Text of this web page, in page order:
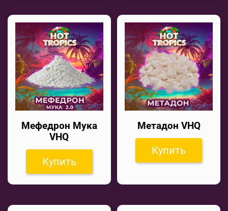
Мефедрон Мука
VHQ
Купить
Метадон VHQ
Купить